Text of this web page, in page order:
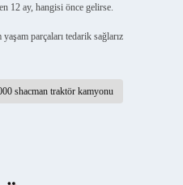
12 ay, hangisi önce gelirse.
parçaları tedarik sağlarız
shacman traktör kamyonu